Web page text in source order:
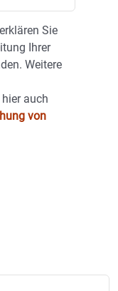
Sie
Ihrer
Weitere
auch
von